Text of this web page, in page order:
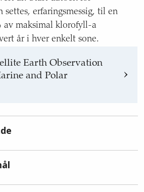
settes, erfaringsmessig, til en
av maksimal klorofyll-a
år i hver enkelt sone.
Earth Observation
and Polar